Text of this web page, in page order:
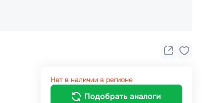
Нет в наличии в регионе
Подобрать аналоги